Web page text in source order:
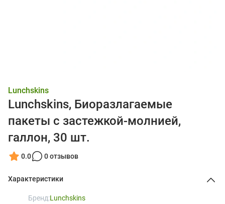
Lunchskins
Lunchskins, Биоразлагаемые
пакеты с застежкой-молнией,
галлон, 30 шт.
0.0 0 отзывов
Характеристики
Бренд:Lunchskins